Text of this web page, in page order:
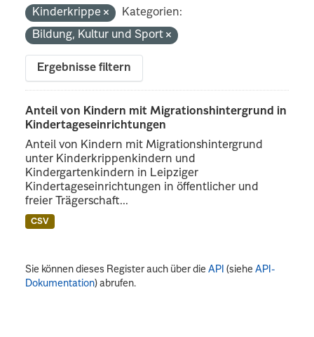
Kinderkrippe
Kategorien:
Bildung, Kultur und Sport
Ergebnisse filtern
Anteil von Kindern mit Migrationshintergrund in
Kindertageseinrichtungen
Anteil von Kindern mit Migrationshintergrund
unter Kinderkrippenkindern und
Kindergartenkindern in Leipziger
Kindertageseinrichtungen in öffentlicher und
freier Trägerschaft...
CSV
Sie können dieses Register auch über dieAPI (sieheAPI-
Dokumentation) abrufen.